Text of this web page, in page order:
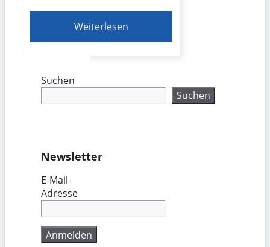
Weiterlesen
Suchen
Suchen
Newsletter
E-Mail-
Adresse